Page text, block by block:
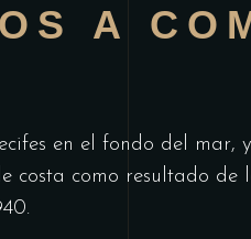
A
en el fondo del mar,
costa como resultado